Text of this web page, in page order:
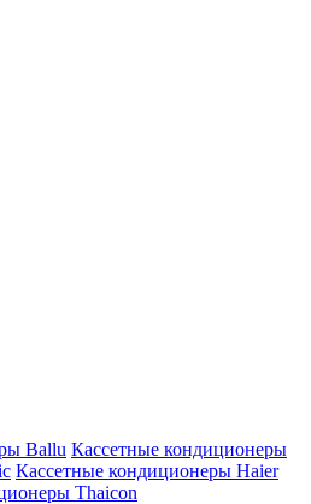
Ballu Кассетные кондиционеры
Кассетные кондиционеры Haier
Thaicon